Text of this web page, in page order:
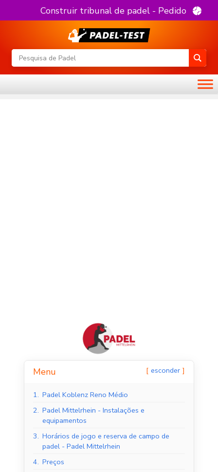
Construir tribunal de padel - Pedido
Menu esconder
1. Padel Koblenz Reno Médio
2. Padel Mittelrhein - Instalações e
equipamentos
3. Horários de jogo e reserva de campo de
padel - Padel Mittelrhein
4. Preços
Interior
ar livre